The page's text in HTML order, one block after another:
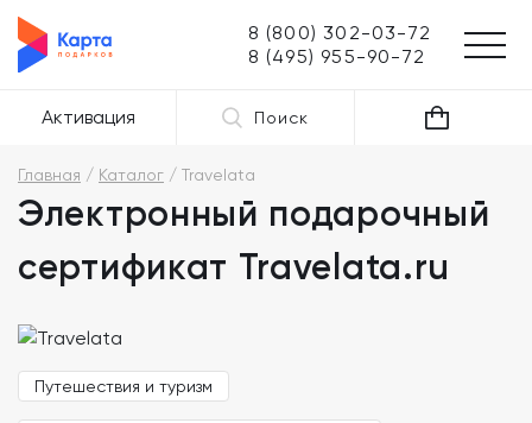
8 (800) 302-03-72
8 (495) 955-90-72
Активация Поиск
Главная Каталог Travelata
Электронный подарочный
сертификат Travelata.ru
Путешествия и туризм